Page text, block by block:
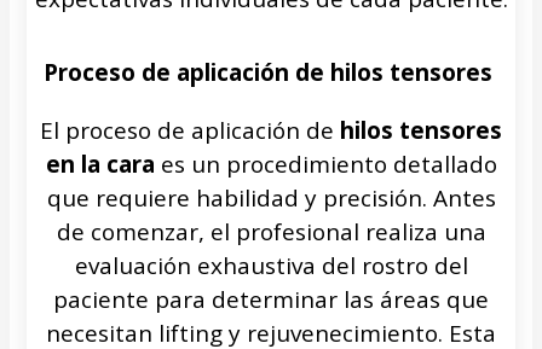
Proceso de aplicación de hilos tensores
El proceso de aplicación de hilos tensores
en la cara es un procedimiento detallado
que requiere habilidad y precisión. Antes
de comenzar, el profesional realiza una
evaluación exhaustiva del rostro del
paciente para determinar las áreas que
necesitan lifting y rejuvenecimiento. Esta